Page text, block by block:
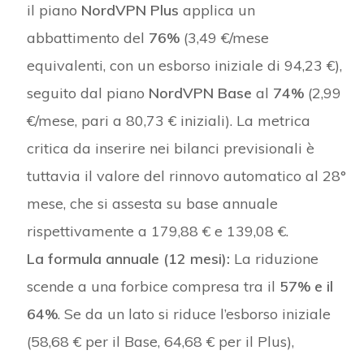
il piano NordVPN Plus applica un
abbattimento del 76% (3,49 €/mese
equivalenti, con un esborso iniziale di 94,23 €),
seguito dal piano NordVPN Base al 74% (2,99
€/mese, pari a 80,73 € iniziali). La metrica
critica da inserire nei bilanci previsionali è
tuttavia il valore del rinnovo automatico al 28°
mese, che si assesta su base annuale
rispettivamente a 179,88 € e 139,08 €.
La formula annuale (12 mesi): La riduzione
scende a una forbice compresa tra il 57% e il
64%. Se da un lato si riduce l’esborso iniziale
(58,68 € per il Base, 64,68 € per il Plus),